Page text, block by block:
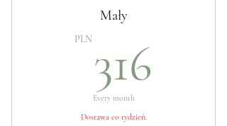
Mały
PLN 316
Every month
Dostawa co tydzień.